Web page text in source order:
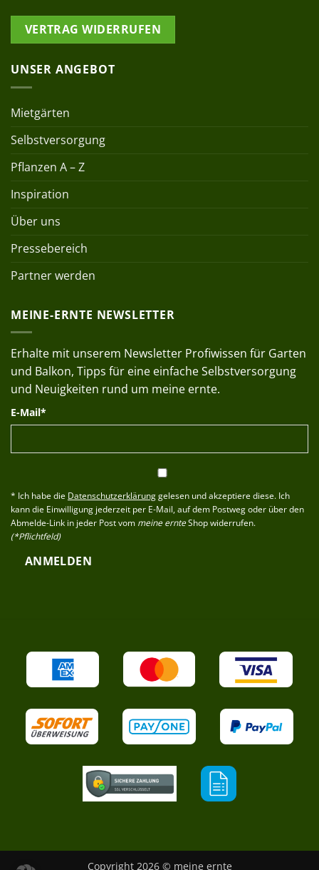
VERTRAG WIDERRUFEN
UNSER ANGEBOT
Mietgärten
Selbstversorgung
Pflanzen A – Z
Inspiration
Über uns
Pressebereich
Partner werden
MEINE-ERNTE NEWSLETTER
Erhalte mit unserem Newsletter Profiwissen für Garten
und Balkon, Tipps für eine einfache Selbstversorgung
und Neuigkeiten rund um meine ernte.
E-Mail*
* Ich habe die Datenschutzerklärunggelesen und akzeptiere diese. Ich
kann die Einwilligung jederzeit per E-Mail, auf dem Postweg oder über den
Abmelde-Link in jeder Post vom meine ernteShop widerrufen.
(*Pflichtfeld)
ANMELDEN
Copyright 2026 © meine ernte